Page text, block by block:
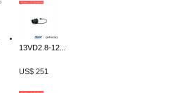
13VD2.8-12...
US$ 251